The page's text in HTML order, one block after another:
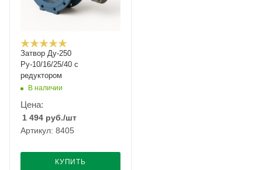
Затвор Ду-250
Ру-10/16/25/40 с
редуктором
В наличии
Цена:
1 494 руб./шт
Артикул: 8405
КУПИТЬ